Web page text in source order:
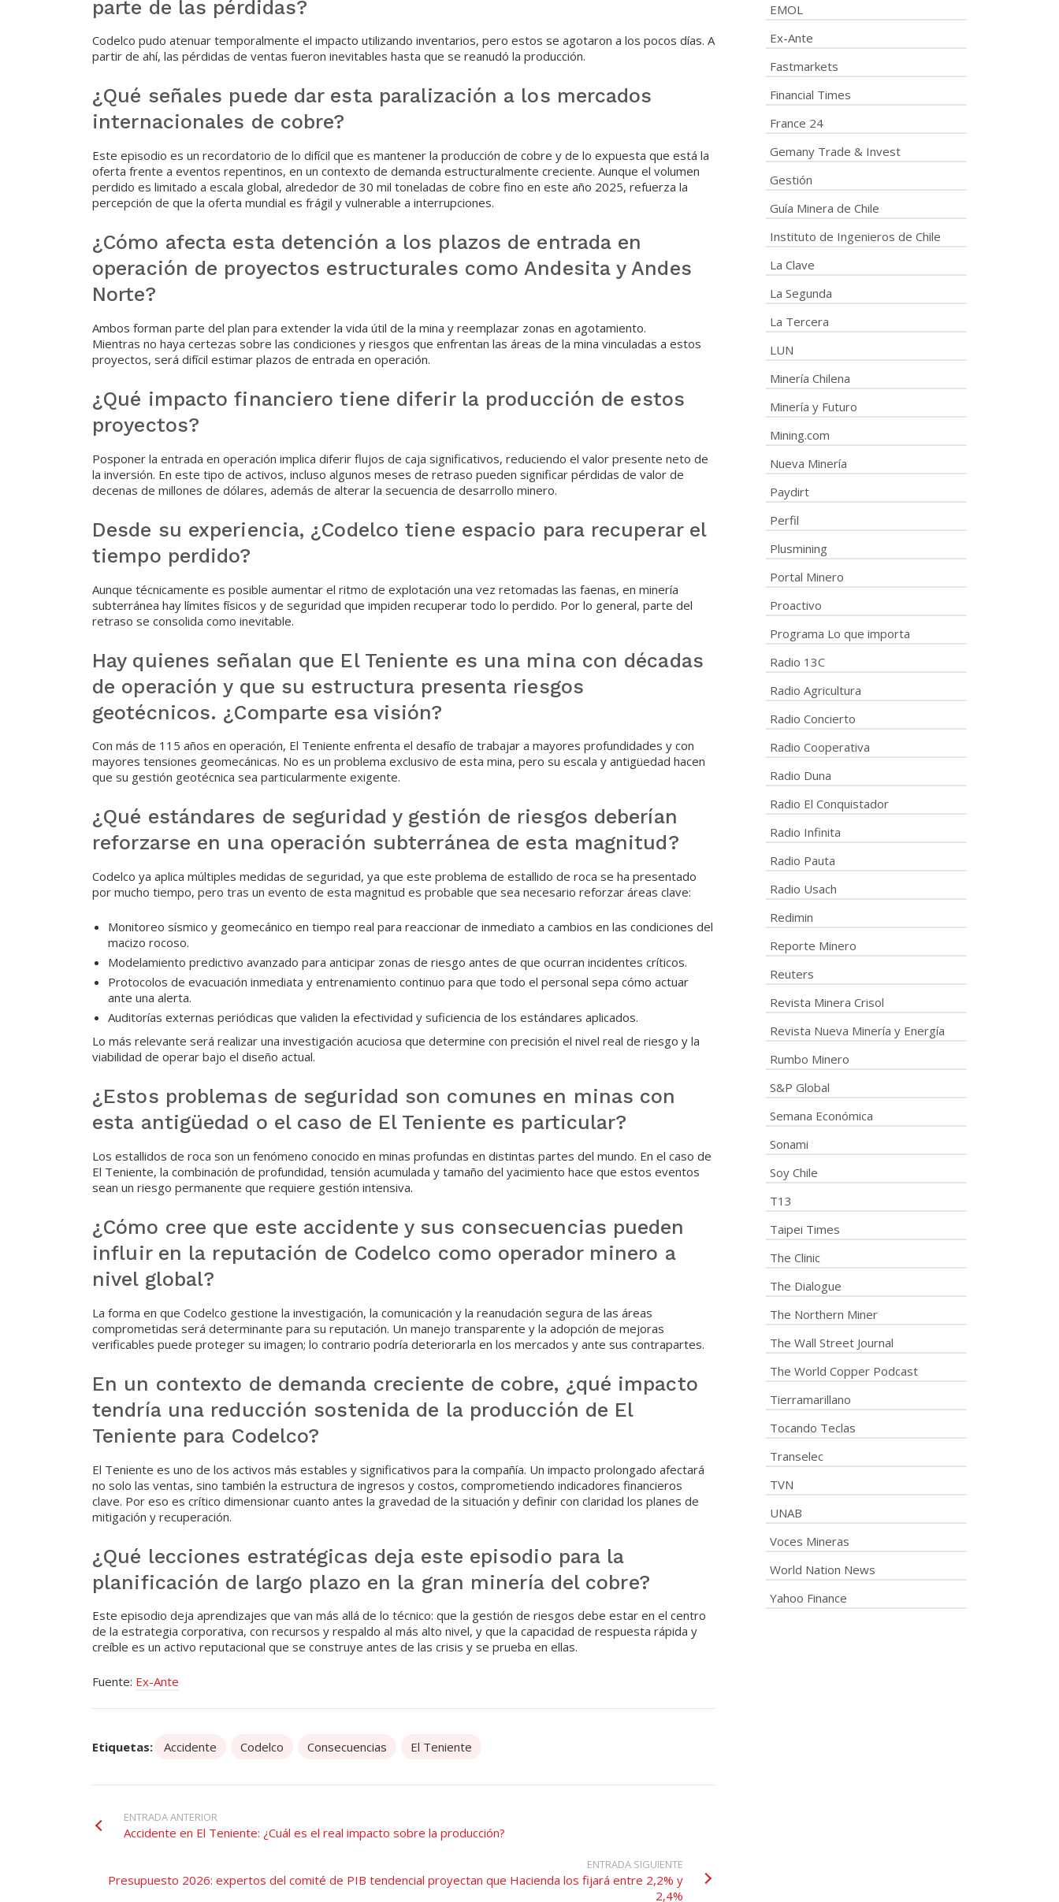
parte de las pérdidas?
Codelco pudo atenuar temporalmente el impacto utilizando inventarios, pero estos se agotaron a los pocos días. A
partir de ahí, las pérdidas de ventas fueron inevitables hasta que se reanudó la producción.
¿Qué señales puede dar esta paralización a los mercados
internacionales de cobre?
Este episodio es un recordatorio de lo difícil que es mantener la producción de cobre y de lo expuesta que está la
oferta frente a eventos repentinos, en un contexto de demanda estructuralmente creciente. Aunque el volumen
perdido es limitado a escala global, alrededor de 30 mil toneladas de cobre fino en este año 2025, refuerza la
percepción de que la oferta mundial es frágil y vulnerable a interrupciones.
¿Cómo afecta esta detención a los plazos de entrada en
operación de proyectos estructurales como Andesita y Andes
Norte?
Ambos forman parte del plan para extender la vida útil de la mina y reemplazar zonas en agotamiento.
Mientras no haya certezas sobre las condiciones y riesgos que enfrentan las áreas de la mina vinculadas a estos
proyectos, será difícil estimar plazos de entrada en operación.
¿Qué impacto financiero tiene diferir la producción de estos
proyectos?
Posponer la entrada en operación implica diferir flujos de caja significativos, reduciendo el valor presente neto de
la inversión. En este tipo de activos, incluso algunos meses de retraso pueden significar pérdidas de valor de
decenas de millones de dólares, además de alterar la secuencia de desarrollo minero.
Desde su experiencia, ¿Codelco tiene espacio para recuperar el
tiempo perdido?
Aunque técnicamente es posible aumentar el ritmo de explotación una vez retomadas las faenas, en minería
subterránea hay límites físicos y de seguridad que impiden recuperar todo lo perdido. Por lo general, parte del
retraso se consolida como inevitable.
Hay quienes señalan que El Teniente es una mina con décadas
de operación y que su estructura presenta riesgos
geotécnicos. ¿Comparte esa visión?
Con más de 115 años en operación, El Teniente enfrenta el desafío de trabajar a mayores profundidades y con
mayores tensiones geomecánicas. No es un problema exclusivo de esta mina, pero su escala y antigüedad hacen
que su gestión geotécnica sea particularmente exigente.
¿Qué estándares de seguridad y gestión de riesgos deberían
reforzarse en una operación subterránea de esta magnitud?
Codelco ya aplica múltiples medidas de seguridad, ya que este problema de estallido de roca se ha presentado
por mucho tiempo, pero tras un evento de esta magnitud es probable que sea necesario reforzar áreas clave:
Monitoreo sísmico y geomecánico en tiempo real para reaccionar de inmediato a cambios en las condiciones del
macizo rocoso.
Modelamiento predictivo avanzado para anticipar zonas de riesgo antes de que ocurran incidentes críticos.
Protocolos de evacuación inmediata y entrenamiento continuo para que todo el personal sepa cómo actuar
ante una alerta.
Auditorías externas periódicas que validen la efectividad y suficiencia de los estándares aplicados.
Lo más relevante será realizar una investigación acuciosa que determine con precisión el nivel real de riesgo y la
viabilidad de operar bajo el diseño actual.
¿Estos problemas de seguridad son comunes en minas con
esta antigüedad o el caso de El Teniente es particular?
Los estallidos de roca son un fenómeno conocido en minas profundas en distintas partes del mundo. En el caso de
El Teniente, la combinación de profundidad, tensión acumulada y tamaño del yacimiento hace que estos eventos
sean un riesgo permanente que requiere gestión intensiva.
¿Cómo cree que este accidente y sus consecuencias pueden
influir en la reputación de Codelco como operador minero a
nivel global?
La forma en que Codelco gestione la investigación, la comunicación y la reanudación segura de las áreas
comprometidas será determinante para su reputación. Un manejo transparente y la adopción de mejoras
verificables puede proteger su imagen; lo contrario podría deteriorarla en los mercados y ante sus contrapartes.
En un contexto de demanda creciente de cobre, ¿qué impacto
tendría una reducción sostenida de la producción de El
Teniente para Codelco?
El Teniente es uno de los activos más estables y significativos para la compañía. Un impacto prolongado afectará
no solo las ventas, sino también la estructura de ingresos y costos, comprometiendo indicadores financieros
clave. Por eso es crítico dimensionar cuanto antes la gravedad de la situación y definir con claridad los planes de
mitigación y recuperación.
¿Qué lecciones estratégicas deja este episodio para la
planificación de largo plazo en la gran minería del cobre?
Este episodio deja aprendizajes que van más allá de lo técnico: que la gestión de riesgos debe estar en el centro
de la estrategia corporativa, con recursos y respaldo al más alto nivel, y que la capacidad de respuesta rápida y
creíble es un activo reputacional que se construye antes de las crisis y se prueba en ellas.
Fuente: Ex-Ante
Etiquetas: Accidente Codelco Consecuencias El Teniente
ENTRADA ANTERIOR
Accidente en El Teniente: ¿Cuál es el real impacto sobre la producción?
ENTRADA SIGUIENTE
Presupuesto 2026: expertos del comité de PIB tendencial proyectan que Hacienda los fijará entre 2,2% y
2,4%
EMOL
Ex-Ante
Fastmarkets
Financial Times
France 24
Gemany Trade & Invest
Gestión
Guía Minera de Chile
Instituto de Ingenieros de Chile
La Clave
La Segunda
La Tercera
LUN
Minería Chilena
Minería y Futuro
Mining.com
Nueva Minería
Paydirt
Perfil
Plusmining
Portal Minero
Proactivo
Programa Lo que importa
Radio 13C
Radio Agricultura
Radio Concierto
Radio Cooperativa
Radio Duna
Radio El Conquistador
Radio Infinita
Radio Pauta
Radio Usach
Redimin
Reporte Minero
Reuters
Revista Minera Crisol
Revista Nueva Minería y Energía
Rumbo Minero
S&P Global
Semana Económica
Sonami
Soy Chile
T13
Taipei Times
The Clinic
The Dialogue
The Northern Miner
The Wall Street Journal
The World Copper Podcast
Tierramarillano
Tocando Teclas
Transelec
TVN
UNAB
Voces Mineras
World Nation News
Yahoo Finance